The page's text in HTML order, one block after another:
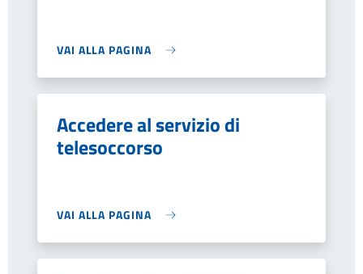
VAI ALLA PAGINA
Accedere al servizio di
telesoccorso
VAI ALLA PAGINA